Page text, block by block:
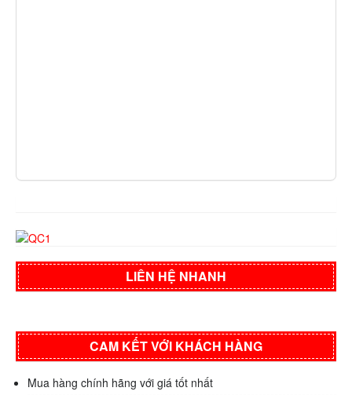
LIÊN HỆ NHANH
CAM KẾT VỚI KHÁCH HÀNG
Mua hàng chính hãng với giá tốt nhất